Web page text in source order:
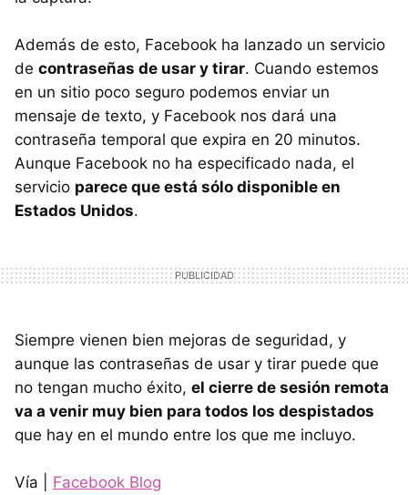
Además de esto, Facebook ha lanzado un servicio
de contraseñas de usar y tirar. Cuando estemos
en un sitio poco seguro podemos enviar un
mensaje de texto, y Facebook nos dará una
contraseña temporal que expira en 20 minutos.
Aunque Facebook no ha especificado nada, el
servicio parece que está sólo disponible en
Estados Unidos.
Siempre vienen bien mejoras de seguridad, y
aunque las contraseñas de usar y tirar puede que
no tengan mucho éxito, el cierre de sesión remota
va a venir muy bien para todos los despistados
que hay en el mundo entre los que me incluyo.
Vía | Facebook Blog